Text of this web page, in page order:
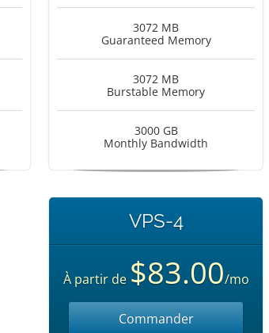
3072 MB
Guaranteed Memory
3072 MB
Burstable Memory
3000 GB
Monthly Bandwidth
VPS-4
À partir de $83.00/mo
Commander